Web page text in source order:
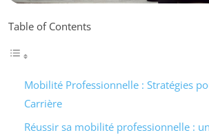
Table of Contents
Mobilité Professionnelle : Stratégies
Carrière
Réussir sa mobilité professionnelle :